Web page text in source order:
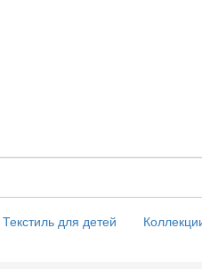
Текстиль для детей